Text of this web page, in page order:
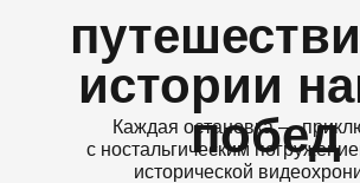
истории
побед
Каждая остановка —
с ностальгическим
исторической